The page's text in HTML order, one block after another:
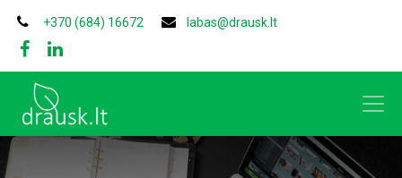
+370 (684) 16672 labas@drausk.lt